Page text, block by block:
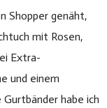
Shopper genäht,
mit Rosen,
Extra-
und einem
habe ich